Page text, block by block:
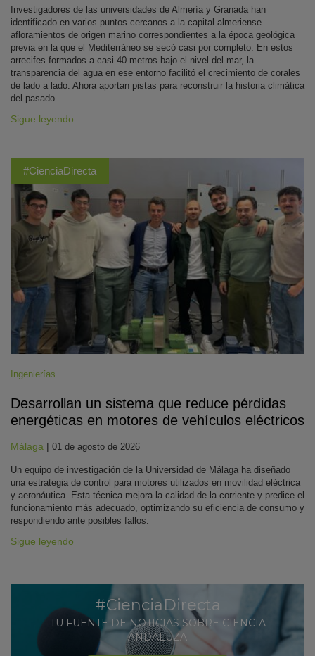
Investigadores de las universidades de Almería y Granada han
identificado en varios puntos cercanos a la capital almeriense
afloramientos de origen marino correspondientes a la época geológica
previa en la que el Mediterráneo se secó casi por completo. En estos
arrecifes formados a casi 40 metros bajo el nivel del mar, la
transparencia del agua en ese entorno facilitó el crecimiento de corales
de lado a lado. Ahora aportan pistas para reconstruir la historia climática
del pasado.
Sigue leyendo
#CienciaDirecta
Ingenierías
Desarrollan un sistema que reduce pérdidas
energéticas en motores de vehículos eléctricos
Málaga | 01 de agosto de 2026
Un equipo de investigación de la Universidad de Málaga ha diseñado
una estrategia de control para motores utilizados en movilidad eléctrica
y aeronáutica. Esta técnica mejora la calidad de la corriente y predice el
funcionamiento más adecuado, optimizando su eficiencia de consumo y
respondiendo ante posibles fallos.
Sigue leyendo
#CienciaDirecta
TU FUENTE DE NOTICIAS SOBRE CIENCIA
ANDALUZA